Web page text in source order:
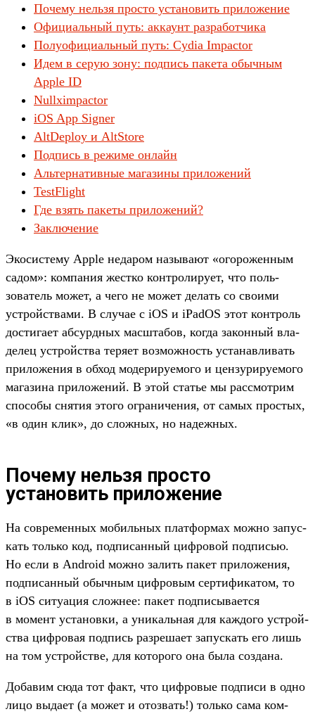
Почему нельзя просто установить приложение
Официальный путь: аккаунт разработчика
Полуофициальный путь: Cydia Impactor
Идем в серую зону: подпись пакета обычным
Apple ID
Nullximpactor
iOS App Signer
AltDeploy и AltStore
Подпись в режиме онлайн
Альтернативные магазины приложений
TestFlight
Где взять пакеты приложений?
Заключение
Эко­сис­тему Apple недаром называ­ют «ого­рожен­ным
садом»: ком­пания жес­тко кон­тро­лиру­ет, что поль­
зователь может, а чего не может делать со сво­ими
устрой­ства­ми. В слу­чае с iOS и iPadOS этот кон­троль
дос­тига­ет абсур­дных мас­шта­бов, ког­да закон­ный вла­
делец устрой­ства теря­ет воз­можность уста­нав­ливать
при­ложе­ния в обход модери­руемо­го и цен­зуриру­емо­го
магази­на при­ложе­ний. В этой статье мы рас­смот­рим
спо­собы сня­тия это­го огра­ниче­ния, от самых прос­тых,
«в один клик», до слож­ных, но надеж­ных.
Почему нельзя просто
установить приложение
На сов­ремен­ных мобиль­ных плат­формах мож­но запус­
кать толь­ко код, под­писан­ный циф­ровой под­писью.
Но если в Android мож­но залить пакет при­ложе­ния,
под­писан­ный обыч­ным циф­ровым сер­тифика­том, то
в iOS ситу­ация слож­нее: пакет под­писыва­ется
в момент уста­нов­ки, а уни­каль­ная для каж­дого устрой­
ства циф­ровая под­пись раз­реша­ет запус­кать его лишь
на том устрой­стве, для которо­го она была соз­дана.
До­бавим сюда тот факт, что циф­ровые под­писи в одно
лицо выда­ет (а может и отоз­вать!) толь­ко сама ком­